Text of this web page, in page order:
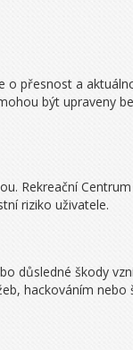
přesnost a
být upraveny
Rekreační
riziko uživatele.
důsledné škody
hackováním nebo